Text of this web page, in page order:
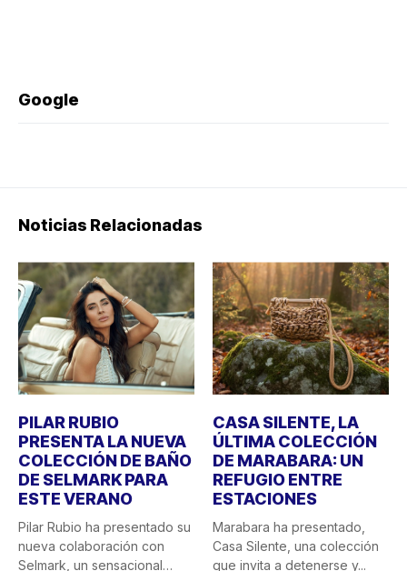
Google
Noticias Relacionadas
PILAR RUBIO
PRESENTA LA NUEVA
COLECCIÓN DE BAÑO
DE SELMARK PARA
ESTE VERANO
Pilar Rubio ha presentado su
nueva colaboración con
Selmark, un sensacional
CASA SILENTE, LA
ÚLTIMA COLECCIÓN
DE MARABARA: UN
REFUGIO ENTRE
ESTACIONES
Marabara ha presentado,
Casa Silente, una colección
que invita a detenerse y...